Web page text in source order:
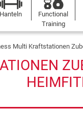
Hanteln
Functional
Training
Multi Kraftstationen